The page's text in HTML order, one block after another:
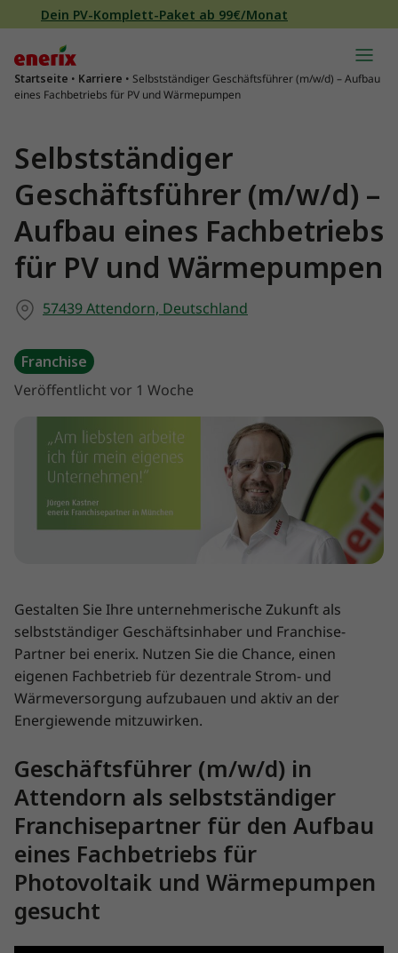
Direkt zum Inhalt wechseln
Dein PV-Komplett-Paket ab 99€/Monat
Hauptnavigation
Startseite • Karriere • Selbstständiger Geschäftsführer (m/w/d) – Aufbau
eines Fachbetriebs für PV und Wärmepumpen
Selbstständiger
Geschäftsführer (m/w/d) –
Aufbau eines Fachbetriebs
für PV und Wärmepumpen
57439 Attendorn, Deutschland
Franchise
Veröffentlicht vor 1 Woche
Gestalten Sie Ihre unternehmerische Zukunft als
selbstständiger Geschäftsinhaber und Franchise-
Partner bei enerix. Nutzen Sie die Chance, einen
eigenen Fachbetrieb für dezentrale Strom- und
Wärmeversorgung aufzubauen und aktiv an der
Energiewende mitzuwirken.
Geschäftsführer (m/w/d) in
Attendorn als selbstständiger
Franchisepartner für den Aufbau
eines Fachbetriebs für
Photovoltaik und Wärmepumpen
gesucht